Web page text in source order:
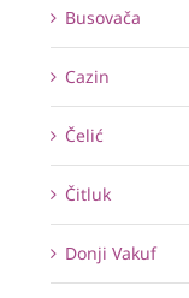
Busovača
Cazin
Čelić
Čitluk
Donji Vakuf